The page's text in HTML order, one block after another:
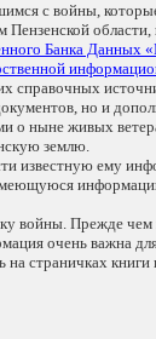
с войны,
Банка Данных
справочных
но и
о ныне живых
землю.
известную ему
войны. Прежде
очень важна
страничках книги